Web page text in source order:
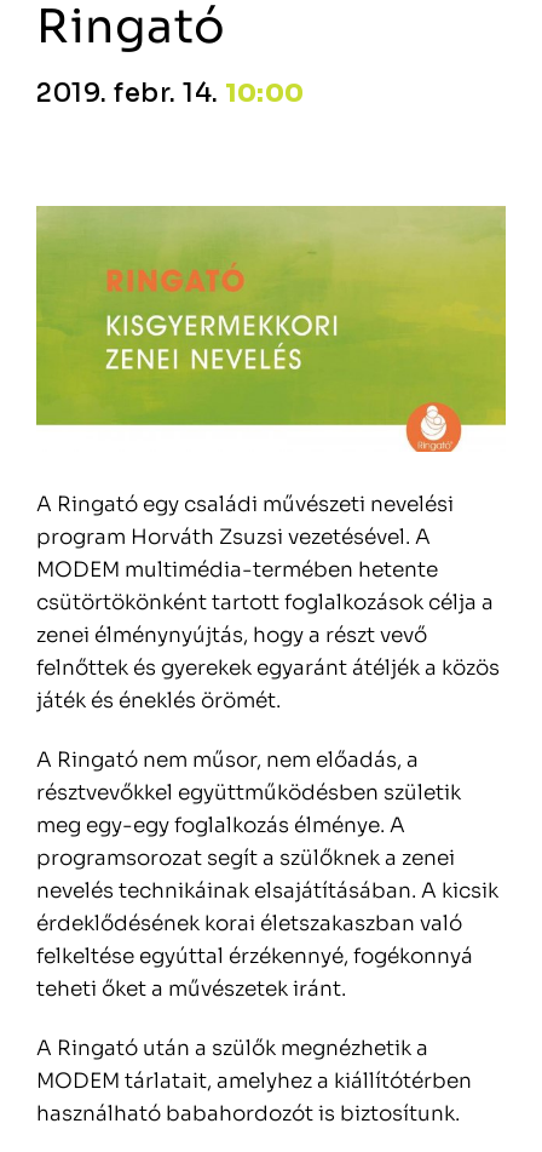
Ringató
2019. febr. 14. 10:00
A Ringató egy családi művészeti nevelési
program Horváth Zsuzsi vezetésével. A
MODEM multimédia-termében hetente
csütörtökönként tartott foglalkozások célja a
zenei élménynyújtás, hogy a részt vevő
felnőttek és gyerekek egyaránt átéljék a közös
játék és éneklés örömét.
A Ringató nem műsor, nem előadás, a
résztvevőkkel együttműködésben születik
meg egy-egy foglalkozás élménye. A
programsorozat segít a szülőknek a zenei
nevelés technikáinak elsajátításában. A kicsik
érdeklődésének korai életszakaszban való
felkeltése egyúttal érzékennyé, fogékonnyá
teheti őket a művészetek iránt.
A Ringató után a szülők megnézhetik a
MODEM tárlatait, amelyhez a kiállítótérben
használható babahordozót is biztosítunk.